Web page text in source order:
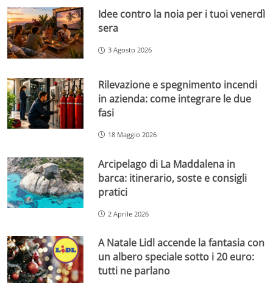
Idee contro la noia per i tuoi venerdì
sera
3 Agosto 2026
Rilevazione e spegnimento incendi
in azienda: come integrare le due
fasi
18 Maggio 2026
Arcipelago di La Maddalena in
barca: itinerario, soste e consigli
pratici
2 Aprile 2026
A Natale Lidl accende la fantasia con
un albero speciale sotto i 20 euro:
tutti ne parlano